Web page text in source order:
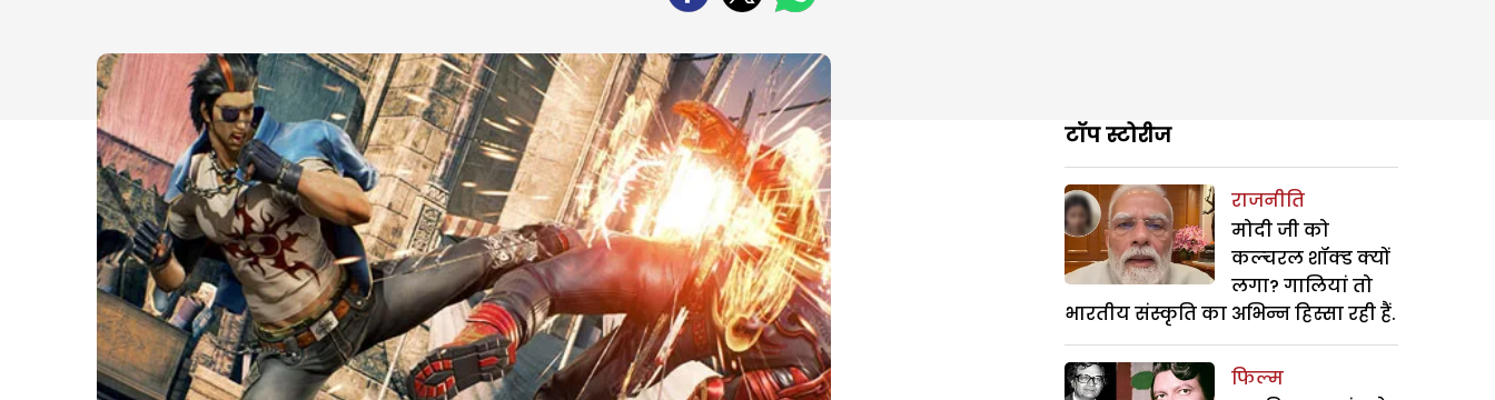
टॉप स्टोरीज
राजनीति
मोदी जी को
कल्चरल शॉक्ड क्यों
लगा? गालियां तो
भारतीय संस्कृति का अभिन्न हिस्सा रही हैं.
फिल्म